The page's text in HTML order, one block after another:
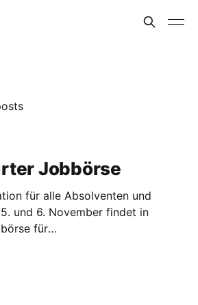
Jobbörse
für alle Absolventen und
für